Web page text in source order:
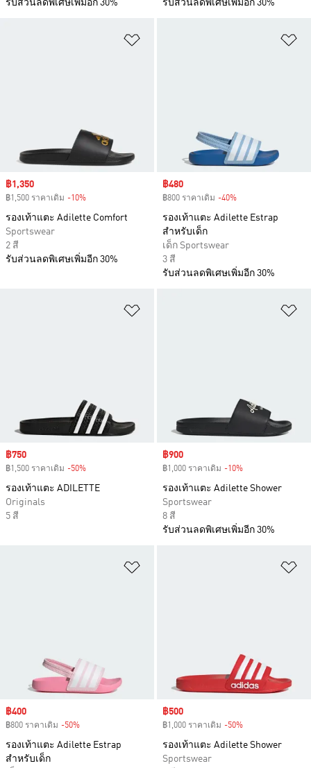
รับส่วนลดพิเศษเพิ่มอีก 30% รับส่วนลดพิเศษเพิ่มอีก 30%
Sale price
฿1,350
฿1,500 ราคาเดิม -10%
รองเท้าแตะ Adilette Comfort
Sportswear
2 สี
รับส่วนลดพิเศษเพิ่มอีก 30%
Sale price
฿480
฿800 ราคาเดิม -40%
รองเท้าแตะ Adilette Estrap
สำหรับเด็ก
เด็ก Sportswear
3 สี
รับส่วนลดพิเศษเพิ่มอีก 30%
Sale price
฿750
฿1,500 ราคาเดิม -50%
รองเท้าแตะ ADILETTE
Originals
5 สี
Sale price
฿900
฿1,000 ราคาเดิม -10%
รองเท้าแตะ Adilette Shower
Sportswear
8 สี
รับส่วนลดพิเศษเพิ่มอีก 30%
Sale price
฿400
฿800 ราคาเดิม -50%
รองเท้าแตะ Adilette Estrap
สำหรับเด็ก
Sale price
฿500
฿1,000 ราคาเดิม -50%
รองเท้าแตะ Adilette Shower
Sportswear